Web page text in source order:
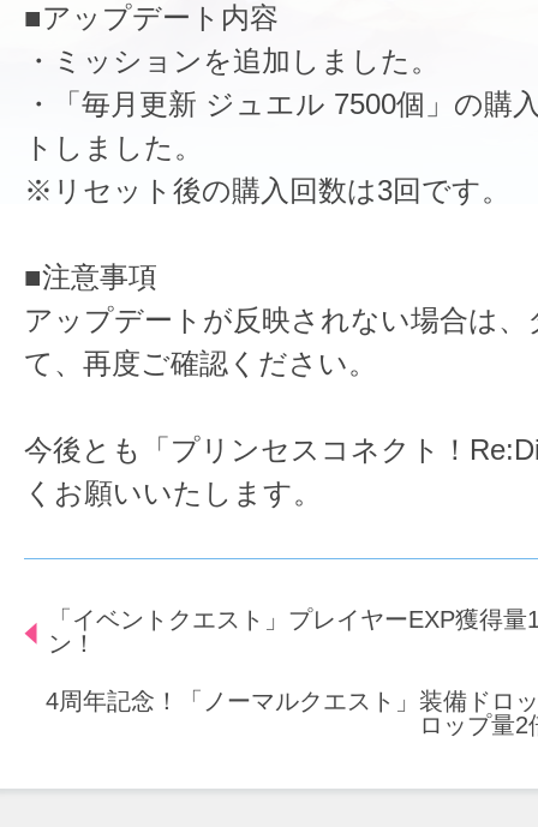
■アップデート内容
・ミッションを追加しました。
・「毎月更新 ジュエル 7500個」の購
トしました。
※リセット後の購入回数は3回です。
■注意事項
アップデートが反映されない場合は
て、再度ご確認ください。
今後とも「プリンセスコネクト！
くお願いいたします。
「イベントクエスト」プレイヤーEXP獲得
ン！
4周年記念！「ノーマルクエスト」装備ドロ
ロップ量2